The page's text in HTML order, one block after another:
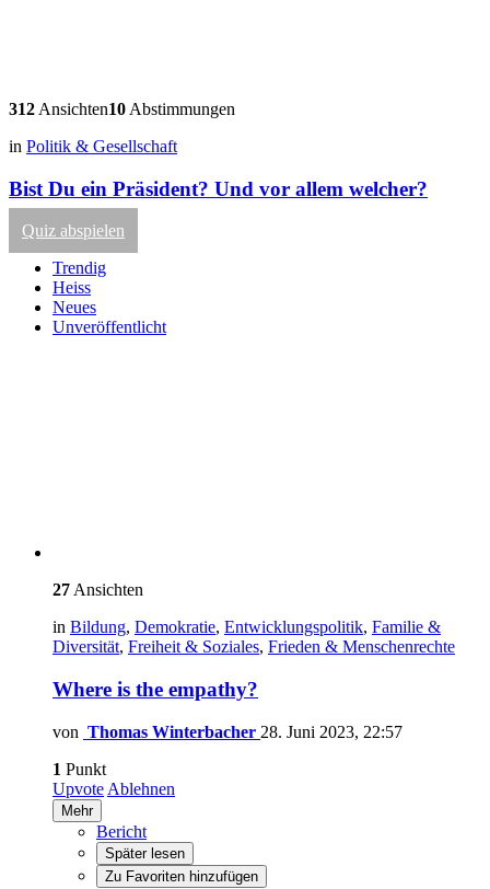
312 Ansichten10 Abstimmungen
in Politik & Gesellschaft
Bist Du ein Präsident? Und vor allem welcher?
Quiz abspielen
Trendig
Heiss
Neues
Unveröffentlicht
27 Ansichten
in Bildung, Demokratie, Entwicklungspolitik, Familie &
Diversität, Freiheit & Soziales, Frieden & Menschenrechte
Where is the empathy?
von Thomas Winterbacher 28. Juni 2023, 22:57
1 Punkt
Upvote Ablehnen
Mehr
Bericht
Später lesen
Zu Favoriten hinzufügen